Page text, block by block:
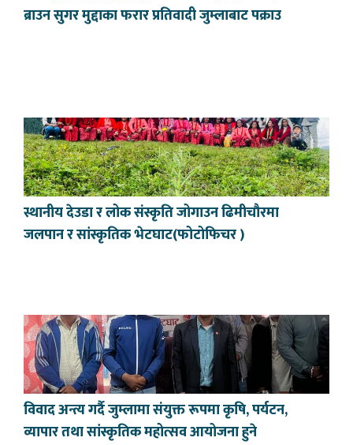
ब्राउन सुगर मुद्दाका फरार प्रतिवादी जुम्लाबाट पक्राउ
स्थानीय देउडा र लोक संस्कृति जोगाउन ढिमीचौरमा
जलपान र सांस्कृतिक भेटघाट(फोटोफिचर )
विवाद अन्त्य गर्दै जुम्लामा संयुक्त रूपमा कृषि, पर्यटन,
व्यापार तथा सांस्कृतिक महोत्सव आयोजना हुने